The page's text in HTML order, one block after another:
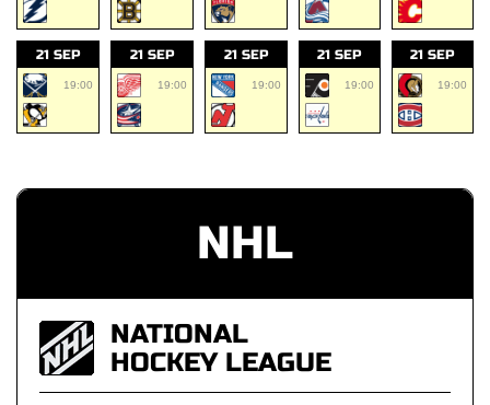
21 SEP
19:00
21 SEP
19:00
21 SEP
19:00
21 SEP
19:00
21 SEP
19:00
NHL
NATIONAL
HOCKEY LEAGUE